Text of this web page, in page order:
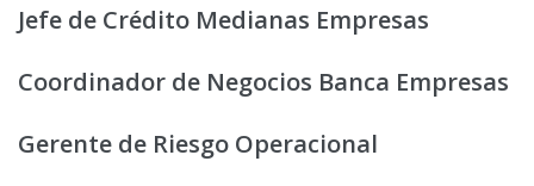
Jefe de Crédito Medianas Empresas
Coordinador de Negocios Banca Empresas
Gerente de Riesgo Operacional